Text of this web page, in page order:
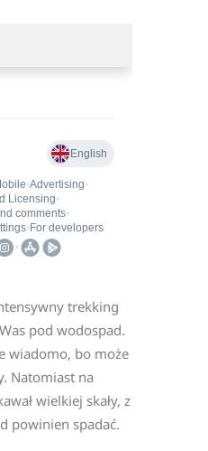
trekking
pod wodospad.
wiadomo, bo może
Natomiast na
wielkiej skały, z
powinien spadać.